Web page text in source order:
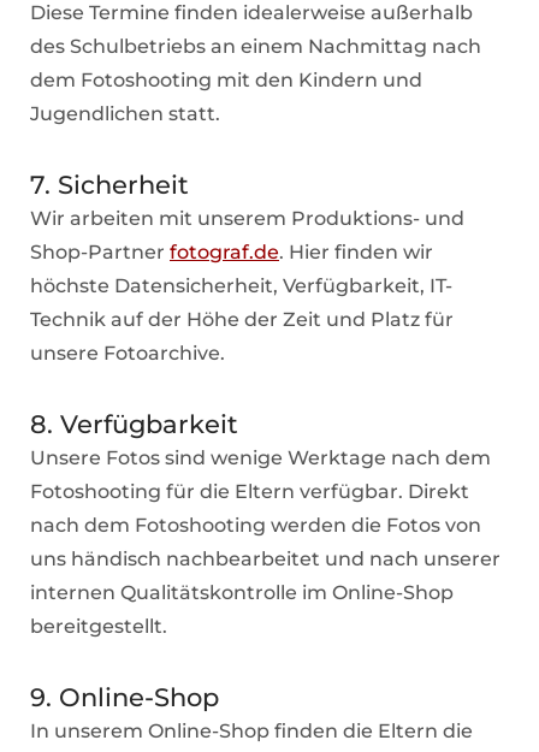
Diese Termine finden idealerweise außerhalb
des Schulbetriebs an einem Nachmittag nach
dem Fotoshooting mit den Kindern und
Jugendlichen statt.
7. Sicherheit
Wir arbeiten mit unserem Produktions- und
Shop-Partner fotograf.de. Hier finden wir
höchste Datensicherheit, Verfügbarkeit, IT-
Technik auf der Höhe der Zeit und Platz für
unsere Fotoarchive.
8. Verfügbarkeit
Unsere Fotos sind wenige Werktage nach dem
Fotoshooting für die Eltern verfügbar. Direkt
nach dem Fotoshooting werden die Fotos von
uns händisch nachbearbeitet und nach unserer
internen Qualitätskontrolle im Online-Shop
bereitgestellt.
9. Online-Shop
In unserem Online-Shop finden die Eltern die